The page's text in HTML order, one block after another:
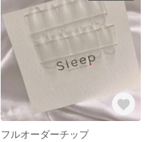
フルオーダーチップ